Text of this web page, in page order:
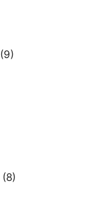
(9)
(8)